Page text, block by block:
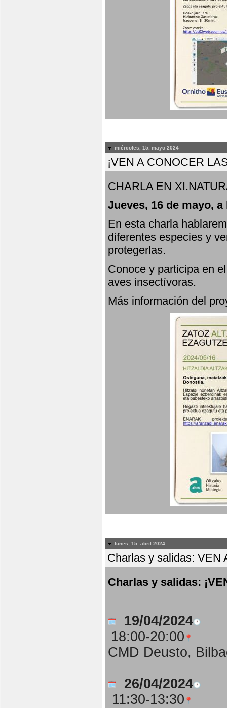
miércoles, 15. mayo 2024
¡VEN A CONOCER
CHARLA EN
Jueves, 16 de mayo,
En esta charla
diferentes especies y
protegerlas.
Conoce y participa en
aves insectívoras.
Más información del
lunes, 15. abril 2024
Charlas y salidas: VEN
Charlas y salidas:
19/04/2024
18:00-20:00
CMD Deusto,
26/04/2024
11:30-13:30